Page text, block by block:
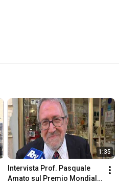
1:35
Intervista Prof. Pasquale
Amato sul Premio Mondiale